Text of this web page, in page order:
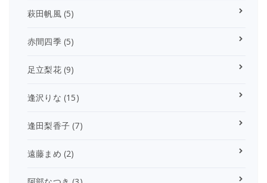
萩田帆風(5)
赤間四季(5)
足立梨花(9)
逢沢りな (15)
逢田梨香子 (7)
遠藤まめ (2)